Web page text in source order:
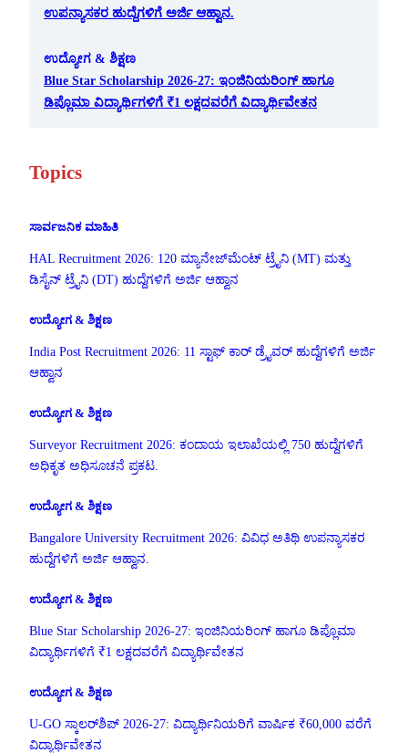
ಉಪನ್ಯಾಸಕರ ಹುದ್ದೆಗಳಿಗೆ ಅರ್ಜಿ ಆಹ್ವಾನ.
ಉದ್ಯೋಗ & ಶಿಕ್ಷಣ
Blue Star Scholarship 2026-27: ಇಂಜಿನಿಯರಿಂಗ್ ಹಾಗೂ
ಡಿಪ್ಲೊಮಾ ವಿದ್ಯಾರ್ಥಿಗಳಿಗೆ ₹1 ಲಕ್ಷದವರೆಗೆ ವಿದ್ಯಾರ್ಥಿವೇತನ
Topics
ಸಾರ್ವಜನಿಕ ಮಾಹಿತಿ
HAL Recruitment 2026: 120 ಮ್ಯಾನೇಜ್‌ಮೆಂಟ್ ಟ್ರೈನಿ (MT) ಮತ್ತು
ಡಿಸೈನ್ ಟ್ರೈನಿ (DT) ಹುದ್ದೆಗಳಿಗೆ ಅರ್ಜಿ ಆಹ್ವಾನ
ಉದ್ಯೋಗ & ಶಿಕ್ಷಣ
India Post Recruitment 2026: 11 ಸ್ಟಾಫ್ ಕಾರ್ ಡ್ರೈವರ್ ಹುದ್ದೆಗಳಿಗೆ ಅರ್ಜಿ
ಆಹ್ವಾನ
ಉದ್ಯೋಗ & ಶಿಕ್ಷಣ
Surveyor Recruitment 2026: ಕಂದಾಯ ಇಲಾಖೆಯಲ್ಲಿ 750 ಹುದ್ದೆಗಳಿಗೆ
ಅಧಿಕೃತ ಅಧಿಸೂಚನೆ ಪ್ರಕಟ.
ಉದ್ಯೋಗ & ಶಿಕ್ಷಣ
Bangalore University Recruitment 2026: ವಿವಿಧ ಅತಿಥಿ ಉಪನ್ಯಾಸಕರ
ಹುದ್ದೆಗಳಿಗೆ ಅರ್ಜಿ ಆಹ್ವಾನ.
ಉದ್ಯೋಗ & ಶಿಕ್ಷಣ
Blue Star Scholarship 2026-27: ಇಂಜಿನಿಯರಿಂಗ್ ಹಾಗೂ ಡಿಪ್ಲೊಮಾ
ವಿದ್ಯಾರ್ಥಿಗಳಿಗೆ ₹1 ಲಕ್ಷದವರೆಗೆ ವಿದ್ಯಾರ್ಥಿವೇತನ
ಉದ್ಯೋಗ & ಶಿಕ್ಷಣ
U-GO ಸ್ಕಾಲರ್‌ಶಿಪ್ 2026-27: ವಿದ್ಯಾರ್ಥಿನಿಯರಿಗೆ ವಾರ್ಷಿಕ ₹60,000 ವರೆಗೆ
ವಿದ್ಯಾರ್ಥಿವೇತನ